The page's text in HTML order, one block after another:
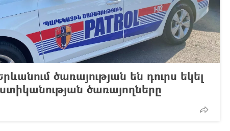
ծառայության են դուրս եկել
ծառայողները